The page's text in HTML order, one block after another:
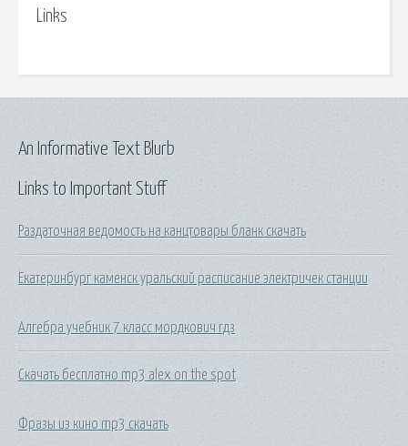
Links
Links to Important Stuff
Раздаточная ведомость на канцтовары бланк скачать
Екатеринбург каменск уральский расписание электричек станции
Алгебра учебник 7 класс мордкович гдз
Скачать бесплатно mp3 alex on the spot
Фразы из кино mp3 скачать
An Informative Text Blurb